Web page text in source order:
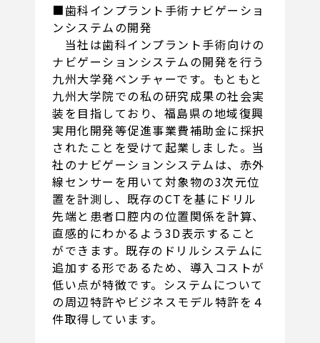
■歯科インプラント手術ナビゲーショ
ンシステムの開発
当社は歯科インプラント手術向けの
ナビゲーションシステムの開発を行う
九州大学発ベンチャーです。もともと
九州大学院での私の研究成果の社会実
装を目指しており、福島県の地域復興
実用化開発等促進事業費補助金に採択
されたことを受けて起業しました。当
社のナビゲーションシステムは、赤外
線センサーを用いて対象物の3次元位
置を計測し、既存のCTを基にドリル
先端と患者口腔内の位置関係を計算、
直感的にわかるよう3D表示すること
ができます。既存のドリルシステムに
追加する形であるため、導入コストが
低い点が特徴です。システムについて
の周辺特許やビジネスモデル特許を４
件取得しています。